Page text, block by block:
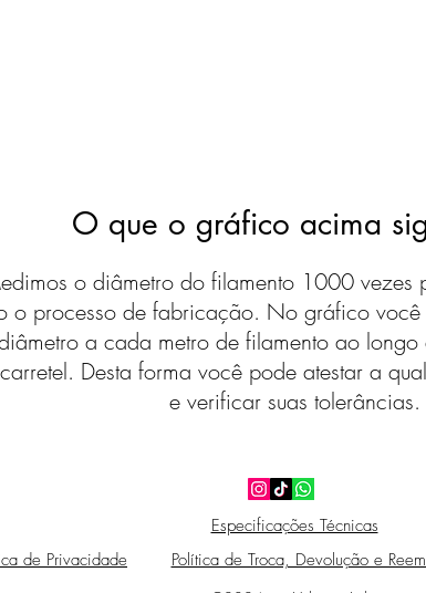
O que o gráfico acima
o diâmetro do filamento 1000 vezes
o processo de fabricação. No gráfico você
a cada metro de filamento ao
Desta forma você pode atestar a
e verificar suas tolerâncias.
Especificações Técnicas
de Privacidade
Política de Troca, Devolução e